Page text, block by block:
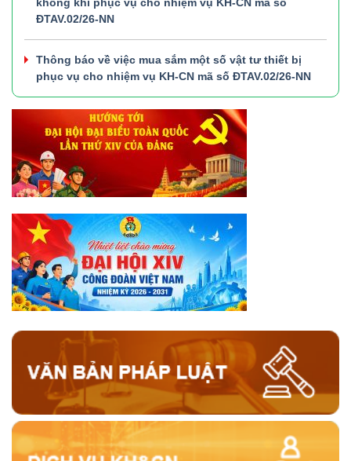
ĐTAV.02/26-NN
Thông báo về việc mua sắm một số vật tư thiết bị
phục vụ cho nhiệm vụ KH-CN mã số ĐTAV.02/26-NN